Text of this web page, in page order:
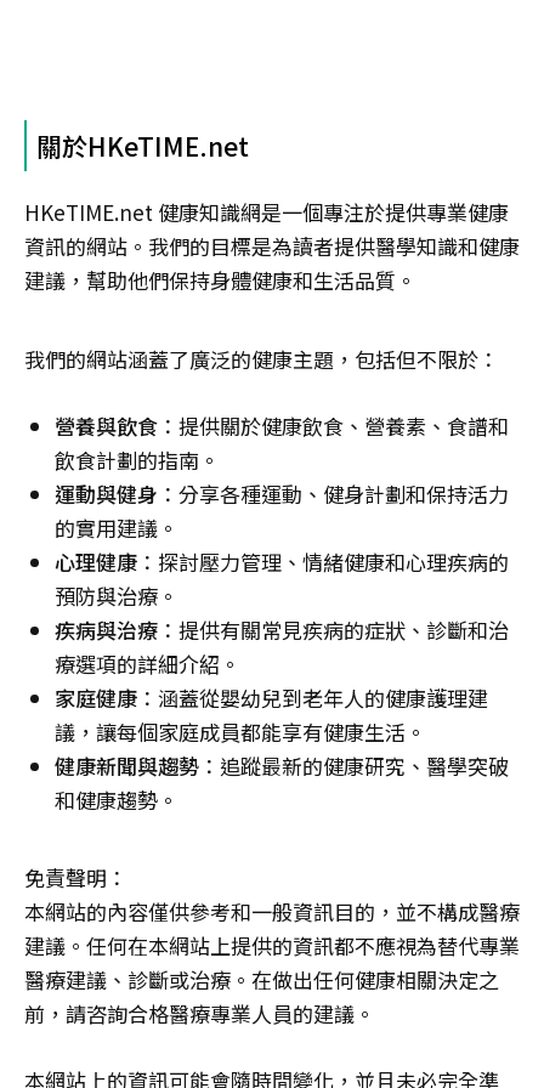
關於HKeTIME.net
HKeTIME.net 健康知識網是一個專注於提供專業健康
資訊的網站。我們的目標是為讀者提供醫學知識和健康
建議，幫助他們保持身體健康和生活品質。
我們的網站涵蓋了廣泛的健康主題，包括但不限於：
營養與飲食 ：提供關於健康飲食、營養素、食譜和
飲食計劃的指南。
運動與健身 ：分享各種運動、健身計劃和保持活力
的實用建議。
心理健康 ：探討壓力管理、情緒健康和心理疾病的
預防與治療。
疾病與治療 ：提供有關常見疾病的症狀、診斷和治
療選項的詳細介紹。
家庭健康 ：涵蓋從嬰幼兒到老年人的健康護理建
議，讓每個家庭成員都能享有健康生活。
健康新聞與趨勢 ：追蹤最新的健康研究、醫學突破
和健康趨勢。
免責聲明：
本網站的內容僅供參考和一般資訊目的，並不構成醫療
建議。任何在本網站上提供的資訊都不應視為替代專業
醫療建議、診斷或治療。在做出任何健康相關決定之
前，請咨詢合格醫療專業人員的建議。
本網站上的資訊可能會隨時間變化，並且未必完全準